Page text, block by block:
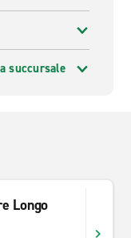
succursale
Longo